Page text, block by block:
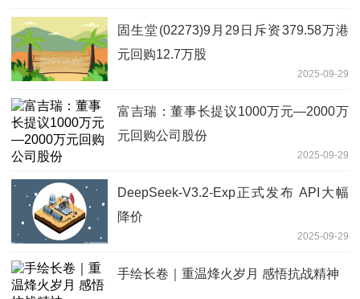
固生堂(02273)9月29日斥资379.58万港
元回购12.7万股
2025-09-29
富吉瑞：董事长提议1000万元—2000万
元回购公司股份
2025-09-29
DeepSeek-V3.2-Exp正式发布 API大幅
降价
2025-09-29
手绘长卷｜重温烽火岁月 感悟抗战精神